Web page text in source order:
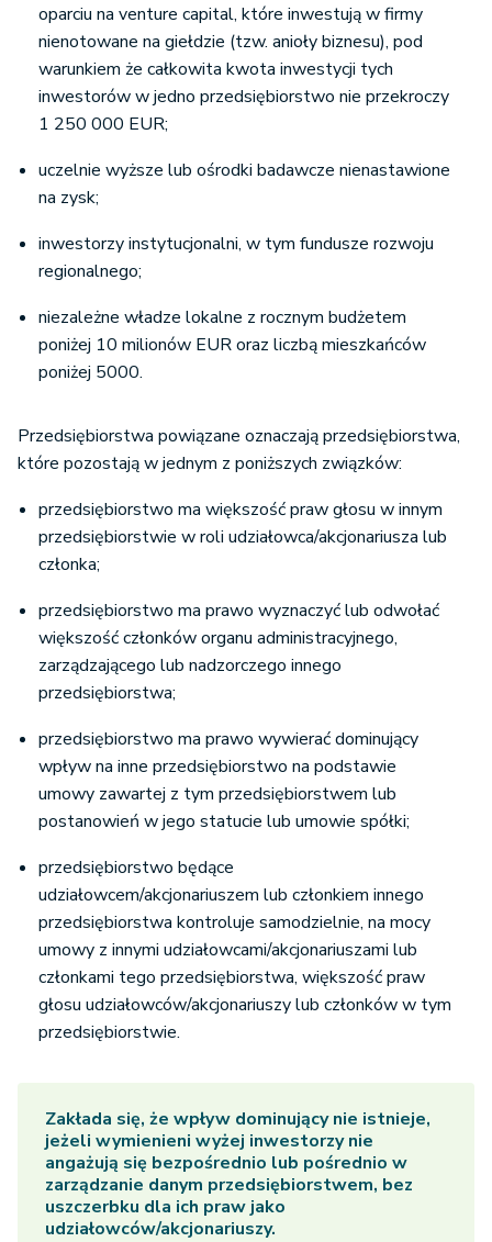
oparciu na venture capital, które inwestują w firmy
nienotowane na giełdzie (tzw. anioły biznesu), pod
warunkiem że całkowita kwota inwestycji tych
inwestorów w jedno przedsiębiorstwo nie przekroczy
1 250 000 EUR;
uczelnie wyższe lub ośrodki badawcze nienastawione
na zysk;
inwestorzy instytucjonalni, w tym fundusze rozwoju
regionalnego;
niezależne władze lokalne z rocznym budżetem
poniżej 10 milionów EUR oraz liczbą mieszkańców
poniżej 5000.
Przedsiębiorstwa powiązane oznaczają przedsiębiorstwa,
które pozostają w jednym z poniższych związków:
przedsiębiorstwo ma większość praw głosu w innym
przedsiębiorstwie w roli udziałowca/akcjonariusza lub
członka;
przedsiębiorstwo ma prawo wyznaczyć lub odwołać
większość członków organu administracyjnego,
zarządzającego lub nadzorczego innego
przedsiębiorstwa;
przedsiębiorstwo ma prawo wywierać dominujący
wpływ na inne przedsiębiorstwo na podstawie
umowy zawartej z tym przedsiębiorstwem lub
postanowień w jego statucie lub umowie spółki;
przedsiębiorstwo będące
udziałowcem/akcjonariuszem lub członkiem innego
przedsiębiorstwa kontroluje samodzielnie, na mocy
umowy z innymi udziałowcami/akcjonariuszami lub
członkami tego przedsiębiorstwa, większość praw
głosu udziałowców/akcjonariuszy lub członków w tym
przedsiębiorstwie.
Zakłada się, że wpływ dominujący nie istnieje,
jeżeli wymienieni wyżej inwestorzy nie
angażują się bezpośrednio lub pośrednio w
zarządzanie danym przedsiębiorstwem, bez
uszczerbku dla ich praw jako
udziałowców/akcjonariuszy.